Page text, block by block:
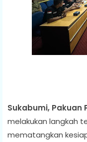
Sukabumi, Pakuan
melakukan langkah
mematangkan